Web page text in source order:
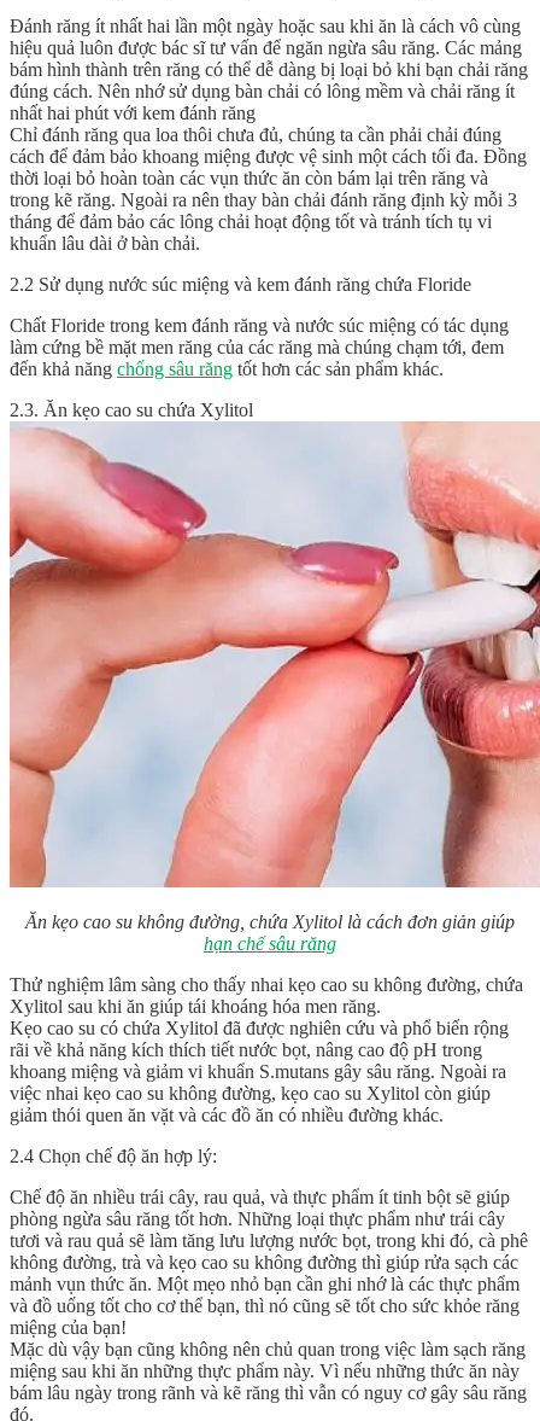
Đánh răng ít nhất hai lần một ngày hoặc sau khi ăn là cách vô cùng
hiệu quả luôn được bác sĩ tư vấn để ngăn ngừa sâu răng. Các mảng
bám hình thành trên răng có thể dễ dàng bị loại bỏ khi bạn chải răng
đúng cách. Nên nhớ sử dụng bàn chải có lông mềm và chải răng ít
nhất hai phút với kem đánh răng
Chỉ đánh răng qua loa thôi chưa đủ, chúng ta cần phải chải đúng
cách để đảm bảo khoang miệng được vệ sinh một cách tối đa. Đồng
thời loại bỏ hoàn toàn các vụn thức ăn còn bám lại trên răng và
trong kẽ răng. Ngoài ra nên thay bàn chải đánh răng định kỳ mỗi 3
tháng để đảm bảo các lông chải hoạt động tốt và tránh tích tụ vi
khuẩn lâu dài ở bàn chải.
2.2 Sử dụng nước súc miệng và kem đánh răng chứa Floride
Chất Floride trong kem đánh răng và nước súc miệng có tác dụng
làm cứng bề mặt men răng của các răng mà chúng chạm tới, đem
đến khả năng chống sâu răng tốt hơn các sản phẩm khác.
2.3. Ăn kẹo cao su chứa Xylitol
Ăn kẹo cao su không đường, chứa Xylitol là cách đơn giản giúp
hạn chế sâu răng
Thử nghiệm lâm sàng cho thấy nhai kẹo cao su không đường, chứa
Xylitol sau khi ăn giúp tái khoáng hóa men răng.
Kẹo cao su có chứa Xylitol đã được nghiên cứu và phổ biến rộng
rãi về khả năng kích thích tiết nước bọt, nâng cao độ pH trong
khoang miệng và giảm vi khuẩn S.mutans gây sâu răng. Ngoài ra
việc nhai kẹo cao su không đường, kẹo cao su Xylitol còn giúp
giảm thói quen ăn vặt và các đồ ăn có nhiều đường khác.
2.4 Chọn chế độ ăn hợp lý:
Chế độ ăn nhiều trái cây, rau quả, và thực phẩm ít tinh bột sẽ giúp
phòng ngừa sâu răng tốt hơn. Những loại thực phẩm như trái cây
tươi và rau quả sẽ làm tăng lưu lượng nước bọt, trong khi đó, cà phê
không đường, trà và kẹo cao su không đường thì giúp rửa sạch các
mảnh vụn thức ăn. Một mẹo nhỏ bạn cần ghi nhớ là các thực phẩm
và đồ uống tốt cho cơ thể bạn, thì nó cũng sẽ tốt cho sức khỏe răng
miệng của bạn!
Mặc dù vậy bạn cũng không nên chủ quan trong việc làm sạch răng
miệng sau khi ăn những thực phẩm này. Vì nếu những thức ăn này
bám lâu ngày trong rãnh và kẽ răng thì vẫn có nguy cơ gây sâu răng
đó.